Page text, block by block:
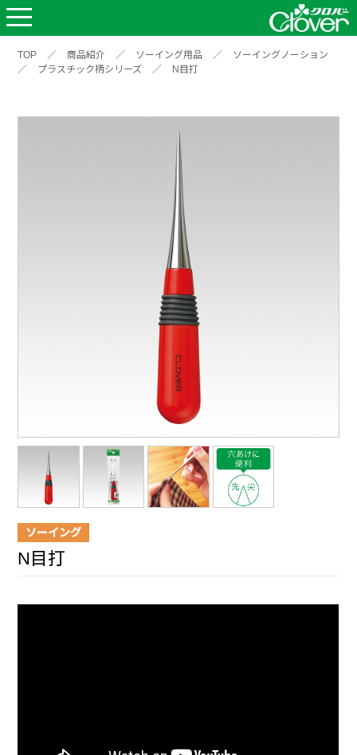
TOP ／ 商品紹介 ／ ソーイング用品 ／
ソーイングノーション
／
プラスチック柄シリーズ ／ N目打
ソーイング
N目打